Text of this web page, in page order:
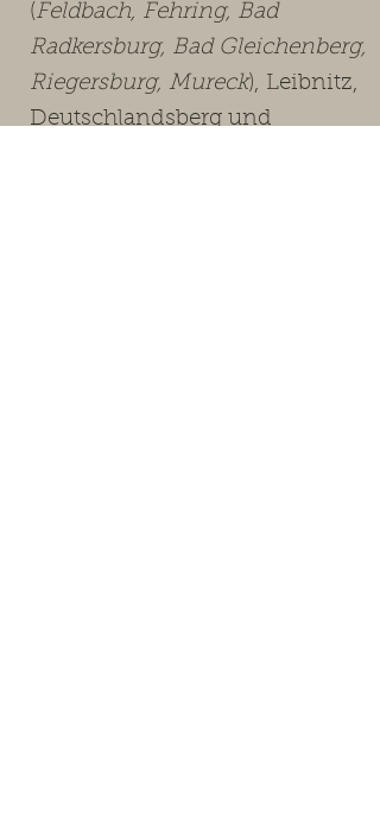
(Feldbach, Fehring, Bad
Radkersburg, Bad Gleichenberg,
Riegersburg, Mureck), Leibnitz,
Deutschlandsberg und